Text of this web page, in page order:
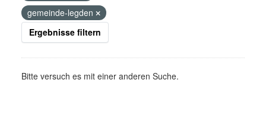
gemeinde-legden
Ergebnisse filtern
Bitte versuch es mit einer anderen Suche.